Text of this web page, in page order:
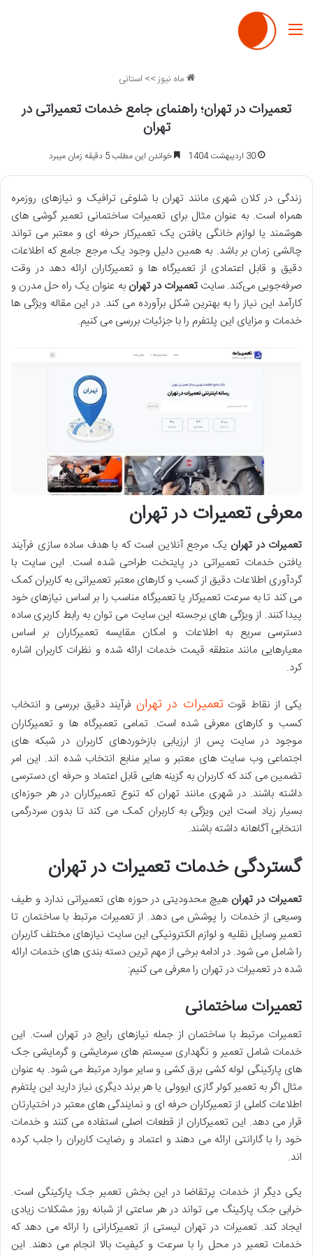
منو
ماه نیوز>> استانی
تعمیرات در تهران؛ راهنمای جامع خدمات تعمیراتی در
تهران
30 اردیبهشت 1404 خواندن این مطلب 5 دقیقه زمان میبرد
زندگی در کلان ‌شهری مانند تهران با شلوغی ترافیک و نیازهای روزمره
همراه است. به عنوان مثال برای تعمیرات ساختمانی تعمیر گوشی‌ های
هوشمند یا لوازم خانگی یافتن یک تعمیرکار حرفه ‌ای و معتبر می ‌تواند
چالشی زمان ‌بر باشد. به همین دلیل وجود یک مرجع جامع که اطلاعات
دقیق و قابل اعتمادی از تعمیرگاه‌ ها و تعمیرکاران ارائه دهد در وقت
صرفه‌جویی می‌کند. سایتتعمیرات در تهران به ‌عنوان یک راه‌ حل مدرن و
کارآمد این نیاز را به بهترین شکل برآورده می ‌کند. در این مقاله ویژگی ‌ها
خدمات و مزایای این پلتفرم را با جزئیات بررسی می ‌کنیم.
معرفی تعمیرات در تهران
تعمیرات در تهران یک مرجع آنلاین است که با هدف ساده‌ سازی فرآیند
یافتن خدمات تعمیراتی در پایتخت طراحی شده است. این سایت با
گردآوری اطلاعات دقیق از کسب ‌و کارهای معتبر تعمیراتی به کاربران کمک
می ‌کند تا به ‌سرعت تعمیرکار یا تعمیرگاه مناسب را بر اساس نیازهای خود
پیدا کنند. از ویژگی ‌های برجسته این سایت می ‌توان به رابط کاربری ساده
دسترسی سریع به اطلاعات و امکان مقایسه تعمیرکاران بر اساس
معیارهایی مانند منطقه قیمت خدمات ارائه ‌شده و نظرات کاربران اشاره
کرد.
یکی از نقاط قوتتعمیرات در تهران فرآیند دقیق بررسی و انتخاب
کسب ‌و کارهای معرفی ‌شده است. تمامی تعمیرگاه ‌ها و تعمیرکاران
موجود در سایت پس از ارزیابی بازخوردهای کاربران در شبکه ‌های
اجتماعی وب ‌سایت ‌های معتبر و سایر منابع انتخاب شده ‌اند. این امر
تضمین می‌ کند که کاربران به گزینه ‌هایی قابل اعتماد و حرفه ‌ای دسترسی
داشته باشند. در شهری مانند تهران که تنوع تعمیرکاران در هر حوزه‌ای
بسیار زیاد است این ویژگی به کاربران کمک می ‌کند تا بدون سردرگمی
انتخابی آگاهانه داشته باشند.
گستردگی خدمات تعمیرات در تهران
تعمیرات در تهران هیچ محدودیتی در حوزه ‌های تعمیراتی ندارد و طیف
وسیعی از خدمات را پوشش می ‌دهد. از تعمیرات مرتبط با ساختمان تا
تعمیر وسایل نقلیه و لوازم الکترونیکی این سایت نیازهای مختلف کاربران
را شامل می شود. در ادامه برخی از مهم ‌ترین دسته ‌بندی‌ های خدمات ارائه
‌شده در تعمیرات در تهران را معرفی می کنیم:
تعمیرات ساختمانی
تعمیرات مرتبط با ساختمان از جمله نیازهای رایج در تهران است. این
خدمات شامل تعمیر و نگهداری سیستم ‌های سرمایشی و گرمایشی جک
‌های پارکینگی لوله ‌کشی برق ‌کشی و سایر موارد مرتبط می ‌شود. به ‌عنوان
مثال اگر به تعمیر کولر گازی ایوولی یا هر برند دیگری نیاز دارید این پلتفرم
اطلاعات کاملی از تعمیرکاران حرفه ‌ای و نمایندگی ‌های معتبر در اختیارتان
قرار می‌ دهد. این تعمیرکاران از قطعات اصلی استفاده می ‌کنند و خدمات
خود را با گارانتی ارائه می ‌دهند و اعتماد و رضایت کاربران را جلب کرده
اند.
یکی دیگر از خدمات پرتقاضا در این بخش تعمیر جک پارکینگی است.
خرابی جک پارکینگ می ‌تواند در هر ساعتی از شبانه ‌روز مشکلات زیادی
ایجاد کند. تعمیرات در تهران لیستی از تعمیرکارانی را ارائه می‌ دهد که
خدمات تعمیر در محل را با سرعت و کیفیت بالا انجام می ‌دهند. این